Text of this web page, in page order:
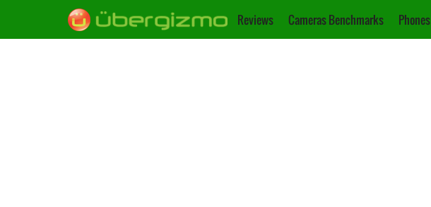
Reviews Cameras Benchmarks Phones